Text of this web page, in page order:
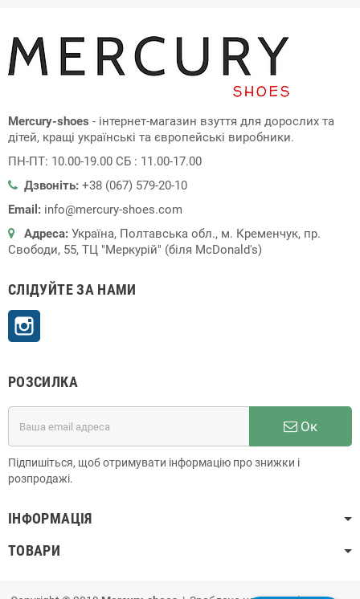
Mercury-shoes - інтернет-магазин взуття для дорослих та
дітей, кращі українські та європейські виробники.
ПН-ПТ: 10.00-19.00 СБ : 11.00-17.00
Дзвоніть: +38 (067) 579-20-10
Email: info@mercury-shoes.com
Адреса: Україна, Полтавська обл., м. Кременчук, пр.
Свободи, 55, ТЦ "Меркурій" (біля McDonald's)
СЛІДУЙТЕ ЗА НАМИ
РОЗСИЛКА
Ок
Підпишіться, щоб отримувати інформацію про знижки і
розпродажі.
ІНФОРМАЦІЯ
ТОВАРИ